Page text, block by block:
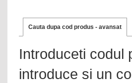
Cauta dupa cod produs - avansat
Introduceti codul
introduce si un